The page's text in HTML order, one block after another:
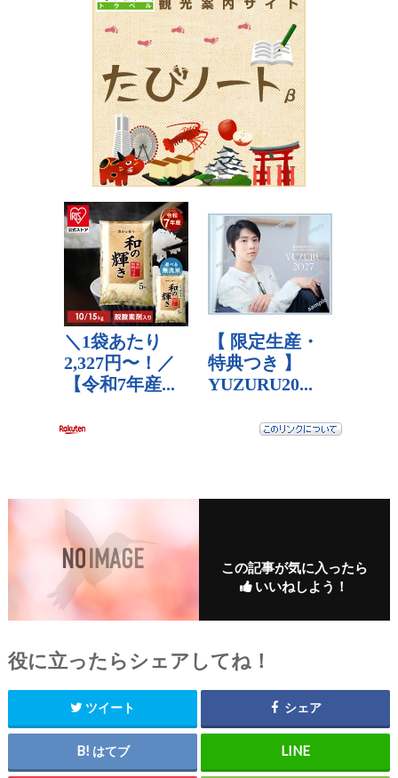
この記事が気に入ったら
いいねしよう！
役に立ったらシェアしてね！
ツイート シェア
はてブ